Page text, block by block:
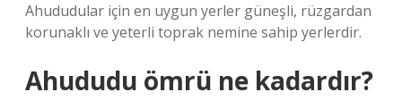
Ahududular için en uygun yerler güneşli, rüzgardan
korunaklı ve yeterli toprak nemine sahip yerlerdir.
Ahududu ömrü ne kadardır?